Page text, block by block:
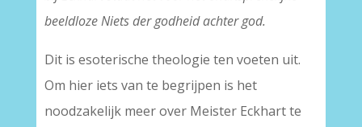
beeldloze Niets der godheid achter god.
Dit is esoterische theologie ten voeten uit.
Om hier iets van te begrijpen is het
noodzakelijk meer over Meister Eckhart te